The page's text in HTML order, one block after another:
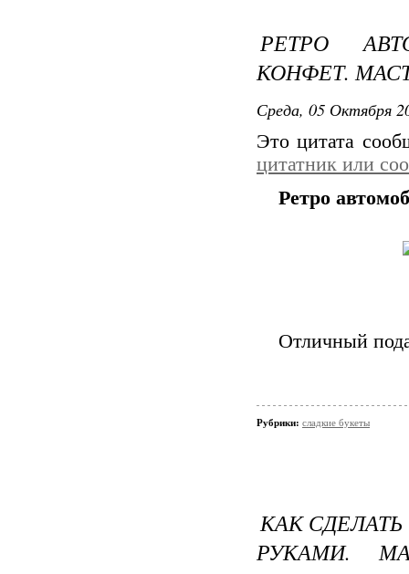
РЕТРО
КОНФЕТ.
Среда, 05 Октября
Это цитата
цитатник или
Ретро
Отличный
Рубрики: сладкие букеты
КАК
РУКАМИ.